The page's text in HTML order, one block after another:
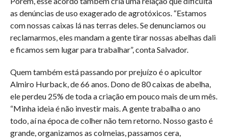
as denúncias de uso exagerado de agrotóxicos. “Estamos
com nossas caixas lá nas terras deles. Se denunciamos ou
reclamarmos, eles mandam a gente tirar nossas abelhas dali
e ficamos sem lugar para trabalhar”, conta Salvador.
Quem também está passando por prejuízo é o apicultor
Almiro Hurback, de 66 anos. Dono de 80 caixas de abelha,
ele perdeu 25% de toda a criação em pouco mais de um mês.
“Minha ideia é não investir mais. A gente trabalha o ano
todo, aí na época de colher não tem retorno. Nosso gasto é
grande, organizamos as colmeias, passamos cera,